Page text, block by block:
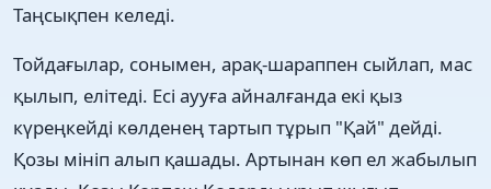
Таңсықпен келеді.
Тойдағылар, сонымен, арақ-шараппен сыйлап, мас
қылып, елітеді. Есі аууға айналғанда екі қыз
күреңкейді көлденең тартып тұрып "Қай" дейді.
Қозы мініп алып қашады. Артынан көп ел жабылып